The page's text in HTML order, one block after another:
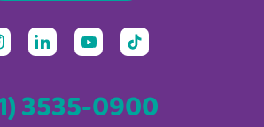
3535-0900